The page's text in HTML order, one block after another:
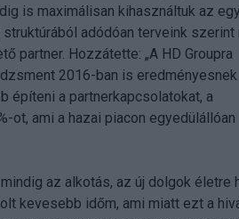
is maximálisan kihasználtuk az
adódóan terveink szerint
partner. Hozzátette: „A HD Groupra
2016-ban is eredményesnek
építeni a partnerkapcsolatokat, a
ot, ami a hazai piacon egyedülállóan
az alkotás, az új dolgok életre
kevesebb időm, ami miatt ezt a